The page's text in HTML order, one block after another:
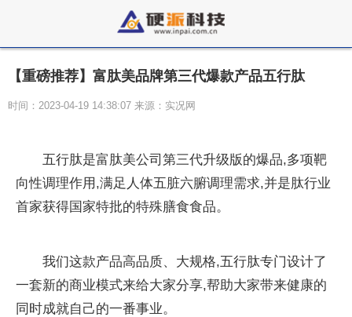
【重磅推荐】富肽美品牌第三代爆款产品五行肽
时间：2023-04-19 14:38:07 来源：实况网
五行肽是富肽美公司第三代升级版的爆品,多项靶
向性调理作用,满足人体五脏六腑调理需求,并是肽行业
首家获得国家特批的特殊膳食食品。
我们这款产品高品质、大规格,五行肽专门设计了
一套新的商业模式来给大家分享,帮助大家带来健康的
同时成就自己的一番事业。